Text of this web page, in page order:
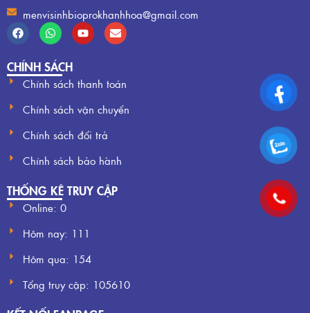
menvisinhbioprokhanhhoa@gmail.com
CHÍNH SÁCH
Chính sách thanh toán
Chính sách vận chuyển
Chính sách đổi trả
Chính sách bảo hành
THỐNG KÊ TRUY CẬP
Online: 0
Hôm nay: 111
Hôm qua: 154
Tổng truy cập: 105610